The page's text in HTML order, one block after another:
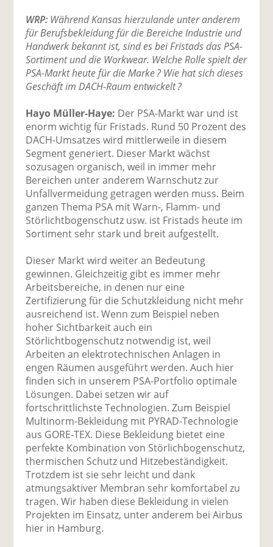
WRP: Während Kansas hierzulande unter anderem
für Berufsbekleidung für die Bereiche Industrie und
Handwerk bekannt ist, sind es bei Fristads das PSA-
Sortiment und die Workwear. Welche Rolle spielt der
PSA-Markt heute für die Marke ? Wie hat sich dieses
Geschäft im DACH-Raum entwickelt ?
Hayo Müller-Haye: Der PSA-Markt war und ist
enorm wichtig für Fristads. Rund 50 Prozent des
DACH-Umsatzes wird mittlerweile in diesem
Segment generiert. Dieser Markt wächst
sozusagen organisch, weil in immer mehr
Bereichen unter anderem Warnschutz zur
Unfallvermeidung getragen werden muss. Beim
ganzen Thema PSA mit Warn-, Flamm- und
Störlichtbogenschutz usw. ist Fristads heute im
Sortiment sehr stark und breit aufgestellt.
Dieser Markt wird weiter an Bedeutung
gewinnen. Gleichzeitig gibt es immer mehr
Arbeitsbereiche, in denen nur eine
Zertifizierung für die Schutzkleidung nicht mehr
ausreichend ist. Wenn zum Beispiel neben
hoher Sichtbarkeit auch ein
Störlichtbogenschutz notwendig ist, weil
Arbeiten an elektrotechnischen Anlagen in
engen Räumen ausgeführt werden. Auch hier
finden sich in unserem PSA-Portfolio optimale
Lösungen. Dabei setzen wir auf
fortschrittlichste Technologien. Zum Beispiel
Multinorm-Bekleidung mit PYRAD-Technologie
aus GORE-TEX. Diese Bekleidung bietet eine
perfekte Kombination von Störlichbogenschutz,
thermischen Schutz und Hitzebeständigkeit.
Trotzdem ist sie sehr leicht und dank
atmungsaktiver Membran sehr komfortabel zu
tragen. Wir haben diese Bekleidung in vielen
Projekten im Einsatz, unter anderem bei Airbus
hier in Hamburg.